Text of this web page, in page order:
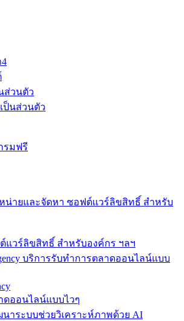
4
ส่วนตัว
ป็นส่วนตัว
แวร์ลิขสิทธิ์ สำหรับองค์กร ฯลฯ
ดออนไลน์แบบไวๆ